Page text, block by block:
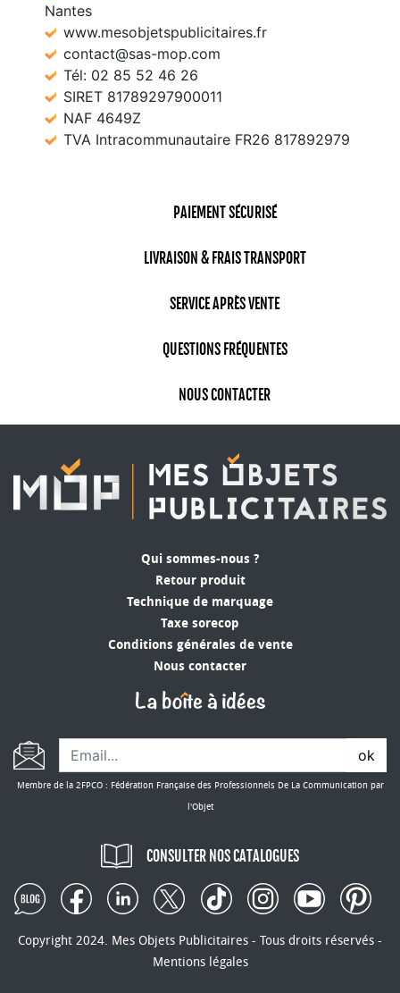
Nantes
www.mesobjetspublicitaires.fr
contact@sas-mop.com
Tél: 02 85 52 46 26
SIRET 81789297900011
NAF 4649Z
TVA Intracommunautaire FR26 817892979
PAIEMENT SÉCURISÉ
LIVRAISON & FRAIS TRANSPORT
SERVICE APRÈS VENTE
QUESTIONS FRÉQUENTES
NOUS CONTACTER
Qui sommes-nous ?
Retour produit
Technique de marquage
Taxe sorecop
Conditions générales de vente
Nous contacter
ok
Membre de la 2FPCO : Fédération Française des Professionnels De La Communication par
l'Objet
CONSULTER NOS CATALOGUES
Copyright 2024. Mes Objets Publicitaires - Tous droits réservés -
Mentions légales